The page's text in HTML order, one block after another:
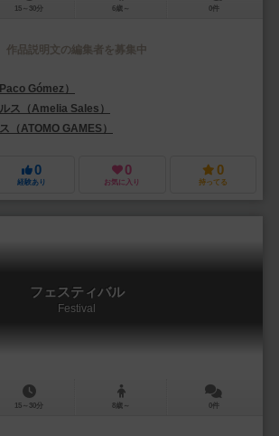
15～30分 6歳～ 0件
作品説明文の編集者を募集中
Gómez）
ス（Amelia Sales）
（ATOMO GAMES）
0
経験あり
0
お気に入り
0
持ってる
フェスティバル
Festival
15～30分 8歳～ 0件